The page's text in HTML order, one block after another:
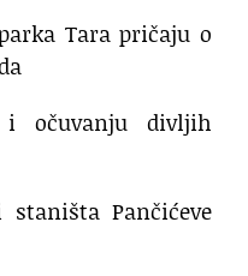
Tara pričaju o
očuvanju divljih
Pančićeve